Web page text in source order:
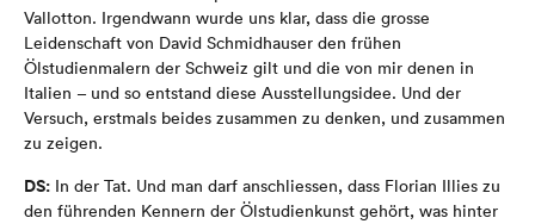
Vallotton. Irgendwann wurde uns klar, dass die grosse
Leidenschaft von David Schmidhauser den frühen
Ölstudienmalern der Schweiz gilt und die von mir denen in
Italien – und so entstand diese Ausstellungsidee. Und der
Versuch, erstmals beides zusammen zu denken, und zusammen
zu zeigen.
DS: In der Tat. Und man darf anschliessen, dass Florian Illies zu
den führenden Kennern der Ölstudienkunst gehört, was hinter